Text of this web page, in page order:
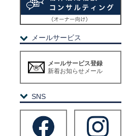
メールサービス
メールサービス登録
新着お知らせメール
SNS